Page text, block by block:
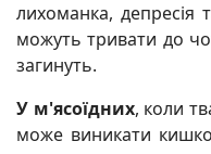
лихоманка, депресія
можуть тривати до
загинуть.
У м'ясоїдних, коли
може виникати